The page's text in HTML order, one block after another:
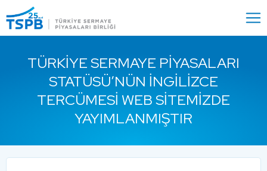
Close
TÜRKIYE SERMAYE PIYASALARI
STATÜSÜ’NÜN İNGILIZCE
TERCÜMESI WEB SITEMIZDE
YAYIMLANMIŞTIR